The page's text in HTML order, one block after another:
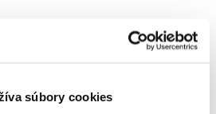
súbory cookies